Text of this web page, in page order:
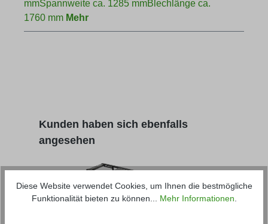
mmSpannweite ca. 1285 mmBlechlänge ca.
1760 mm Mehr
Produktgalerie überspringen
Kunden haben sich ebenfalls
angesehen
Diese Website verwendet Cookies, um Ihnen die bestmögliche
Funktionalität bieten zu können... Mehr Informationen